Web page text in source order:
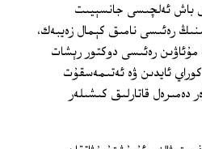
باش ئەلچىسى جانسېيىت
رەئىسى نامىق كېمال زەيبەك،
رەئىسى دوكتور رېشات
ئايدىن ۋە ئەتىمەسقۇت
قاتارلىق كىشىلەر